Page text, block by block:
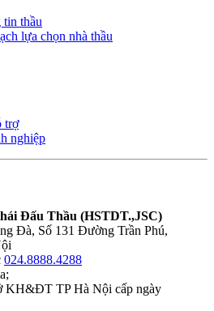
tin thầu
lựa chọn nhà thầu
trợ
nghiệp
Đấu Thầu (HSTDT.,JSC)
Đà, Số 131 Đường Trần Phú,
024.8888.4288
;
KH&ĐT TP Hà Nội cấp ngày